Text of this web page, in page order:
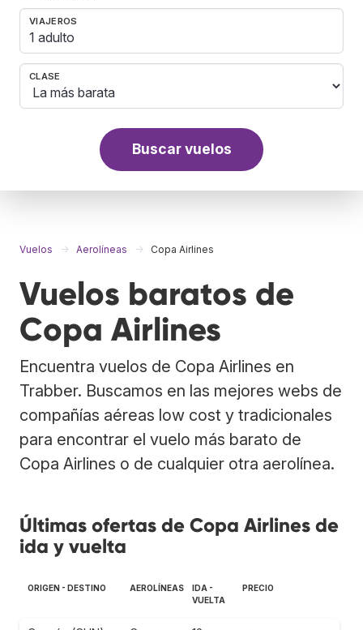
VIAJEROS
1 adulto
CLASE
Buscar vuelos
Vuelos Aerolíneas Copa Airlines
Vuelos baratos de
Copa Airlines
Encuentra vuelos de Copa Airlines en
Trabber. Buscamos en las mejores webs de
compañías aéreas low cost y tradicionales
para encontrar el vuelo más barato de
Copa Airlines o de cualquier otra aerolínea.
Últimas ofertas de Copa Airlines de
ida y vuelta
ORIGEN - DESTINO AEROLÍNEAS
IDA -
VUELTA
PRECIO